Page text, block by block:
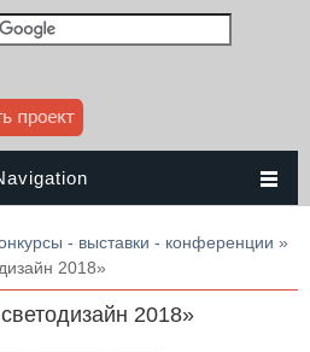
- выставки - конференции »
2018»
2018»